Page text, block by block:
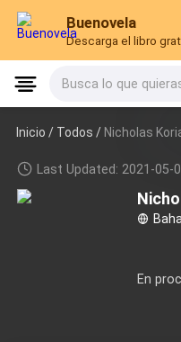
Buenovela
Descarga el libro
Busca lo que
Inicio / Todos / Nicholas
Last Updated: 2021-05-
En